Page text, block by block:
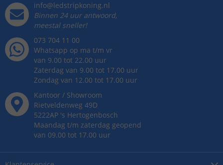
info@ledstripkoning.nl
Binnen 24 uur antwoord,
meestal sneller!
073 704 11 00
Whatsapp op ma t/m vr
van 9.00 tot 22.00 uur
Zaterdag van 9.00 tot 17.00 uur
Zondag van 12.00 tot 17.00 uur
Kantoor / Showroom
Rietveldenweg 49D
5222AP 's Hertogenbosch
Maandag t/m zaterdag geopend
van 09.00 tot 17.00 uur